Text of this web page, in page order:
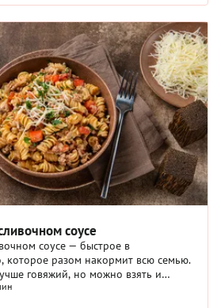
соусе
соусе — быстрое в
которое разом накормит всю семью.
говяжий, но можно взять и
Свинину лучше не брать, так как она
и так используются сливки.